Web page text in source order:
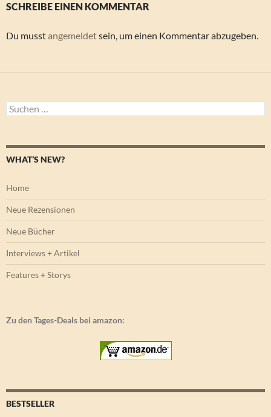
SCHREIBE EINEN KOMMENTAR
Du musstangemeldetsein, um einen Kommentar abzugeben.
Suchen
nach:
WHAT’S NEW?
Home
Neue Rezensionen
Neue Bücher
Interviews + Artikel
Features + Storys
Zu den Tages-Deals bei amazon:
BESTSELLER